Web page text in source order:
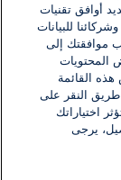
أوافق تقنيات
للبيانات
موافقتك إلى
المحتويات
القائمة
النقر على
اختياراتك
يرجى